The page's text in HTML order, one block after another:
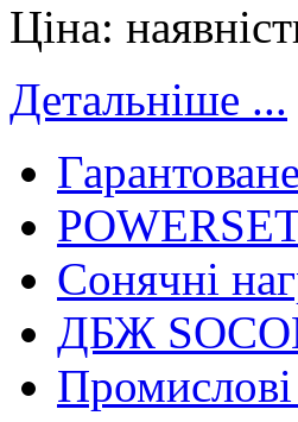
Ціна:
Детальніше ...
Сонячні
ДБЖ
Промислові